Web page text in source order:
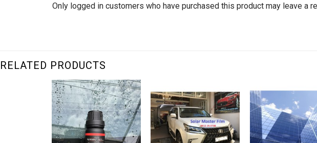
Only logged in customers who have purchased this product may leave a
RELATED PRODUCTS